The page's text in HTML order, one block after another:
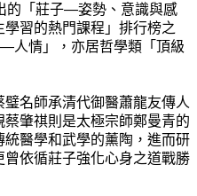
的「莊子—姿勢、意識與感
習的熱門課程」排行榜之
—人情」，亦居哲學類「頂級
名師承清代御醫蕭龍友傳人
肇祺則是太極宗師鄭曼青的
醫學和武學的薰陶，進而研
依循莊子強化心身之道戰勝